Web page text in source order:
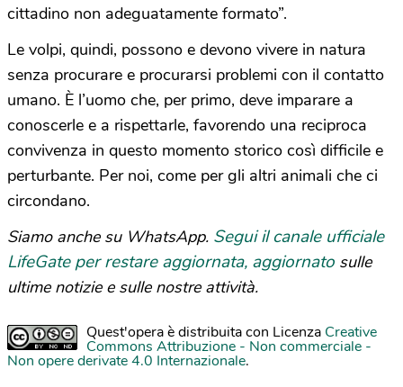
cittadino non adeguatamente formato”.
Le volpi, quindi, possono e devono vivere in natura
senza procurare e procurarsi problemi con il contatto
umano. È l’uomo che, per primo, deve imparare a
conoscerle e a rispettarle, favorendo una reciproca
convivenza in questo momento storico così difficile e
perturbante. Per noi, come per gli altri animali che ci
circondano.
Siamo anche su WhatsApp. Segui il canale ufficiale
LifeGate per restare aggiornata, aggiornato sulle
ultime notizie e sulle nostre attività.
Quest'opera è distribuita con Licenza Creative
Commons Attribuzione - Non commerciale -
Non opere derivate 4.0 Internazionale.